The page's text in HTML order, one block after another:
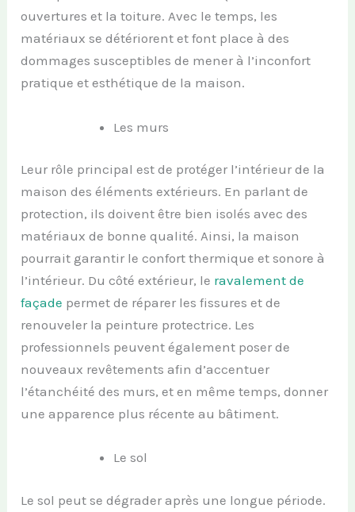
ouvertures et la toiture. Avec le temps, les
matériaux se détériorent et font place à des
dommages susceptibles de mener à l’inconfort
pratique et esthétique de la maison.
Les murs
Leur rôle principal est de protéger l’intérieur de la
maison des éléments extérieurs. En parlant de
protection, ils doivent être bien isolés avec des
matériaux de bonne qualité. Ainsi, la maison
pourrait garantir le confort thermique et sonore à
l’intérieur. Du côté extérieur, le ravalement de
façade permet de réparer les fissures et de
renouveler la peinture protectrice. Les
professionnels peuvent également poser de
nouveaux revêtements afin d’accentuer
l’étanchéité des murs, et en même temps, donner
une apparence plus récente au bâtiment.
Le sol
Le sol peut se dégrader après une longue période.